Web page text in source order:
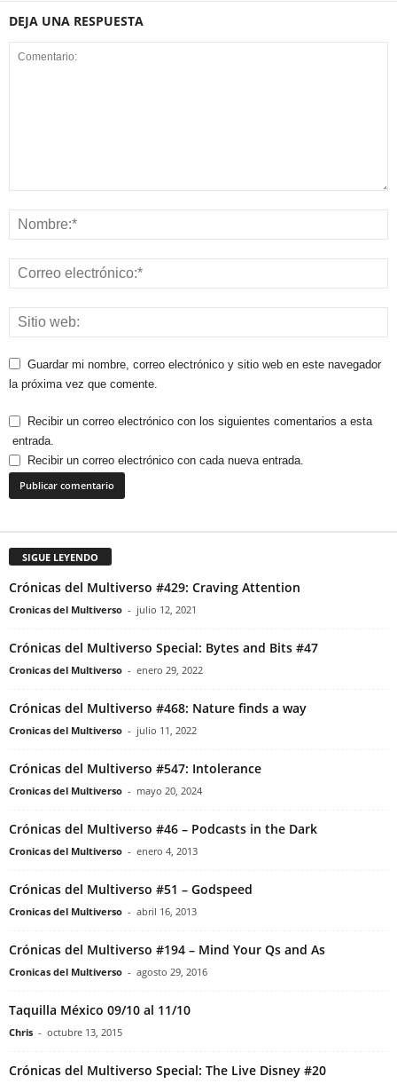
DEJA UNA RESPUESTA
Guardar mi nombre, correo electrónico y sitio web en este navegador
la próxima vez que comente.
Recibir un correo electrónico con los siguientes comentarios a esta
entrada.
Recibir un correo electrónico con cada nueva entrada.
SIGUE LEYENDO
Crónicas del Multiverso #429: Craving Attention
Cronicas del Multiverso - julio 12, 2021
Crónicas del Multiverso Special: Bytes and Bits #47
Cronicas del Multiverso - enero 29, 2022
Crónicas del Multiverso #468: Nature finds a way
Cronicas del Multiverso - julio 11, 2022
Crónicas del Multiverso #547: Intolerance
Cronicas del Multiverso - mayo 20, 2024
Crónicas del Multiverso #46 – Podcasts in the Dark
Cronicas del Multiverso - enero 4, 2013
Crónicas del Multiverso #51 – Godspeed
Cronicas del Multiverso - abril 16, 2013
Crónicas del Multiverso #194 – Mind Your Qs and As
Cronicas del Multiverso - agosto 29, 2016
Taquilla México 09/10 al 11/10
Chris - octubre 13, 2015
Crónicas del Multiverso Special: The Live Disney #20